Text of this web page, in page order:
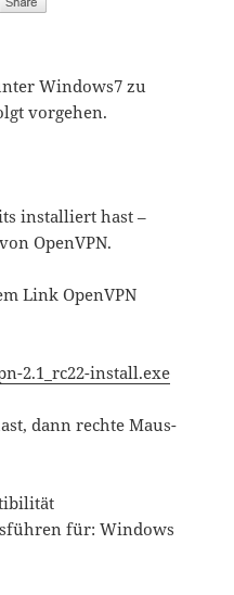
Windows7 zu
vorgehen.
installiert hast –
OpenVPN.
Link OpenVPN
2.1_rc22-install.exe
dann rechte Maus-
für: Windows